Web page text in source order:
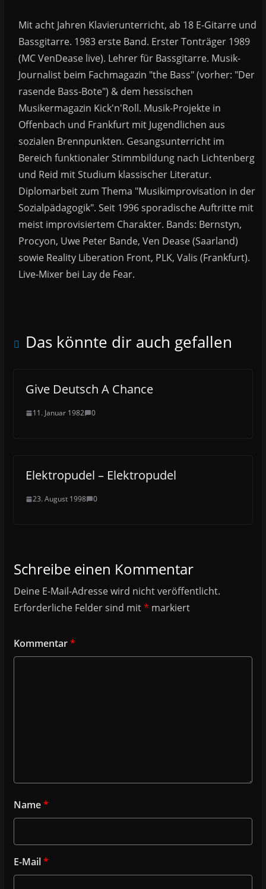
Mit acht Jahren Klavierunterricht, ab 18 E-Gitarre und
Bassgitarre. 1983 erste Band. Erster Tonträger 1989
(MC VenDease live). Lehrer für Bassgitarre. Musik-
Journalist beim Fachmagazin "the Bass" (vorher: "Der
rasende Bass-Bote") & dem hessischen
Musikermagazin Kick'n'Roll. Musik-Projekte in
Offenbach und Frankfurt mit Jugendlichen aus
sozialen Brennpunkten. Gesangsunterricht im
Bereich funktionaler Stimmbildung nach Lichtenberg
und Reid mit Studium klassischer Literatur.
Diplomarbeit zum Thema "Musikimprovisation in der
Sozialpädagogik". Seit 1996 sporadische Auftritte mit
meist improvisiertem Charakter. Bands: Bernstyn,
Procyon, Uwe Peter Bande, Ven Dease (Saarland)
sowie Reality Liberation Front, PLK, Valis (Frankfurt).
Live-Mixer bei Lay de Fear.
Das könnte dir auch gefallen
Give Deutsch A Chance
11. Januar 1982 0
Elektropudel – Elektropudel
23. August 1998 0
Schreibe einen Kommentar
Deine E-Mail-Adresse wird nicht veröffentlicht.
Erforderliche Felder sind mit* markiert
Kommentar*
Name*
E-Mail*